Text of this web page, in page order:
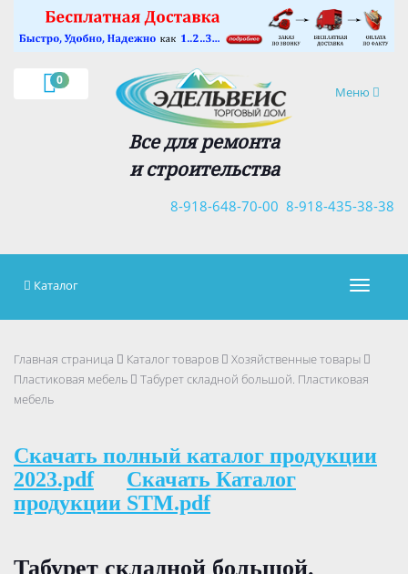
0
Навигация
Меню
Все для ремонта
и строительства
8-918-435-38-38
8-918-648-70-00
×
Каталог
Главная страница Каталог товаров
Хозяйственные товары
Пластиковая мебель
Табурет складной большой. Пластиковая
мебель
Скачать полный каталог продукции
2023.pdf
Скачать Каталог
продукции STM.pdf
Табурет складной большой.